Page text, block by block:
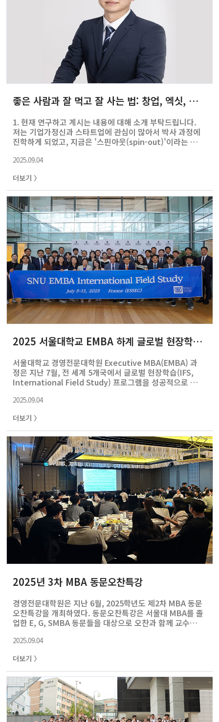
좋은 사람과 잘 먹고 잘 사는 법: 창업, 엑싯, 그리고 선택
1. 현재 연구하고 계시는 내용에 대해 소개 부탁드립니다.
저는 기업가정신과 스타트업에 관심이 많아서 박사 과정에
진학하게 되었고, 지금은 '스핀아웃(spin-out)'이라는 주
격적인 실증 연구보다는 이 분야의 흐름을 따라가고, 다양
건, 쉽게 말해 어떤 사람이 기존에 다니던 대기업이나 연구
기관을 나와서, 거기서 다뤘던 기술이나 노하우를 기반으로
비슷한 분야에서 창업을 하는 것을 말합니다. 예를 들어 제
가 예전에 삼성에서 반도체 쪽 일을 했었는데, 거기서 다뤘
던 기술과 유사한 것으로 창업을 하게 된다면 그게 바로 스
핀아웃입니다. 사실 스핀아웃이랑 비슷하게 '스핀오프
(spin-off)'라는 개..
2025.09.04
더보기 〉
2025 서울대학교 EMBA 하계 글로벌 현장학습(IFS), 유럽·미국 5개국에서 성공적으로 진행
서울대학교 경영전문대학원 Executive MBA(EMBA) 과
정은 지난 7월, 전 세계 5개국에서 글로벌 현장학습(IFS,
International Field Study) 프로그램을 성공적으로 진
화 강의 수강 ▲산업 현장 및 기업 탐방 ▲문화체험 등으로
화할 수 있는 소중한 기회를 제공했다.2025학년도 하계
IFS는 약 7박 9일 일정으로 총 두 차례에 걸쳐 운영되었으
며, 참가자들은 세계 각지에서 실질적이고 깊이 있는 비즈
니스 인사이트를 경험했다. ■ 1차 그룹 (7월 5일 ~ 7월 13
일)1차 그룹은 ▲이탈리아 ▲독일 ▲스페인 ▲프랑스 등
유럽 4개국으로 나뉘어 연수를 진행했다.- 이..
2025.09.04
더보기 〉
2025년 3차 MBA 동문오찬특강
경영전문대학원은 지난 6월, 2025학년도 제2차 MBA 동문
오찬특강을 개최하였다. 동문오찬특강은 서울대 MBA를 졸
업한 E, G, SMBA 동문들을 대상으로 오찬과 함께 교수진
6월 12일(목), 광화문 포시즌스 호텔 서울에서 열렸으며,
이번 행사에는 80명이 넘는 동문들이 참석하여 그 열기를
더했다. 준비된 좌석이 부족할 정도로 많은 동문들이 모여,
강의에 귀 기울이고 활발한 교류의 시간을 가졌다. 동문들
은 MBA 시절의 추억을 나누며 네트워킹을 이어가는 동시
에, 최신 학문적 통찰을 접할 수 있는 뜻깊은 자리를 가졌다.
2025.09.04
더보기 〉